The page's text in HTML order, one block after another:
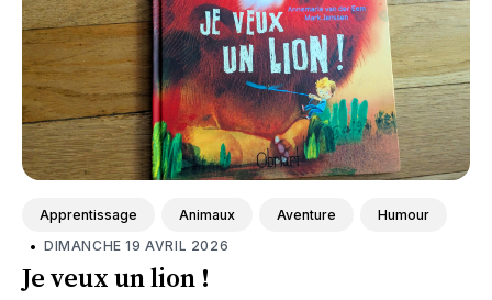
Apprentissage Animaux Aventure Humour
• DIMANCHE 19 AVRIL 2026
Je veux un lion !